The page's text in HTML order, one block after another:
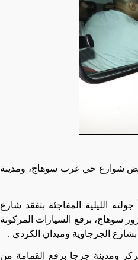
بعض شوارع حي غرب سوهاج، ومدينة
الليلية المفاجئة بتفقد شارع
سوهاج، برفع السيارات المركونة
الجرجاوية وميدان الكردي .
ومدينة جرجا برفع القمامة من